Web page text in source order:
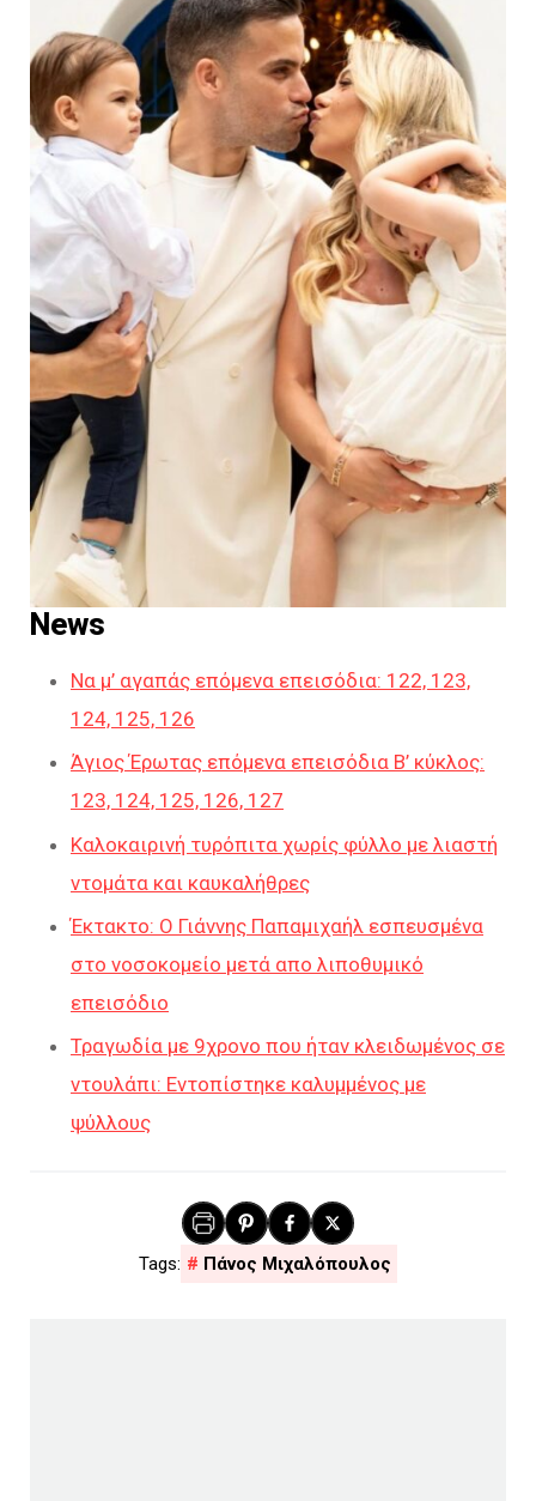
News
Να μ’ αγαπάς επόμενα επεισόδια: 122, 123,
124, 125, 126
Άγιος Έρωτας επόμενα επεισόδια Β’ κύκλος:
123, 124, 125, 126, 127
Καλοκαιρινή τυρόπιτα χωρίς φύλλο με λιαστή
ντομάτα και καυκαλήθρες
Έκτακτο: Ο Γιάννης Παπαμιχαήλ εσπευσμένα
στο νοσοκομείο μετά απο λιποθυμικό
επεισόδιο
Τραγωδία με 9χρονο που ήταν κλειδωμένος σε
ντουλάπι: Εντοπίστηκε καλυμμένος με
ψύλλους
Πάνος Μιχαλόπουλος